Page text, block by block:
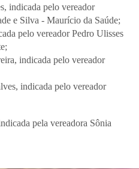
indicada pelo vereador
e Silva - Maurício da Saúde;
pelo vereador Pedro Ulisses
indicada pelo vereador
indicada pelo vereador
pela vereadora Sônia